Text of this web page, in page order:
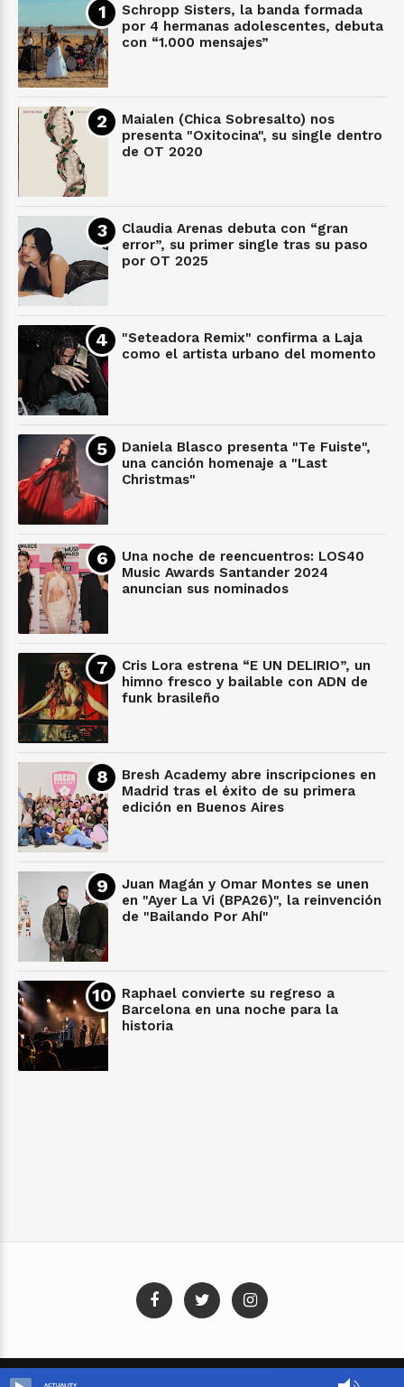
Schropp Sisters, la banda formada
por 4 hermanas adolescentes, debuta
con “1.000 mensajes”
Maialen (Chica Sobresalto) nos
presenta "Oxitocina", su single dentro
de OT 2020
Claudia Arenas debuta con “gran
error”, su primer single tras su paso
por OT 2025
"Seteadora Remix" confirma a Laja
como el artista urbano del momento
Daniela Blasco presenta "Te Fuiste",
una canción homenaje a "Last
Christmas"
Una noche de reencuentros: LOS40
Music Awards Santander 2024
anuncian sus nominados
Cris Lora estrena “E UN DELIRIO”, un
himno fresco y bailable con ADN de
funk brasileño
Bresh Academy abre inscripciones en
Madrid tras el éxito de su primera
edición en Buenos Aires
Juan Magán y Omar Montes se unen
en "Ayer La Vi (BPA26)", la reinvención
de "Bailando Por Ahí"
Raphael convierte su regreso a
Barcelona en una noche para la
historia